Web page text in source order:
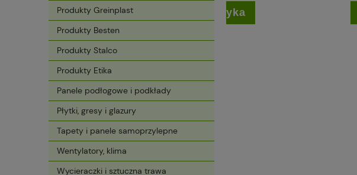
Produkty Greinplast
Produkty Besten
Produkty Stalco
Produkty Etika
Panele podłogowe i podkłady
Płytki, gresy i glazury
Tapety i panele samoprzylepne
Wentylatory, klima
Wycieraczki i sztuczna trawa
do koszyka